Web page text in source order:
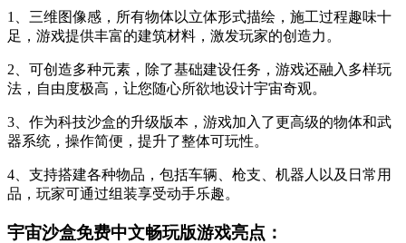
1、三维图像感，所有物体以立体形式描绘，施工过程趣味十
足，游戏提供丰富的建筑材料，激发玩家的创造力。
2、可创造多种元素，除了基础建设任务，游戏还融入多样玩
法，自由度极高，让您随心所欲地设计宇宙奇观。
3、作为科技沙盒的升级版本，游戏加入了更高级的物体和武
器系统，操作简便，提升了整体可玩性。
4、支持搭建各种物品，包括车辆、枪支、机器人以及日常用
品，玩家可通过组装享受动手乐趣。
宇宙沙盒免费中文畅玩版游戏亮点：